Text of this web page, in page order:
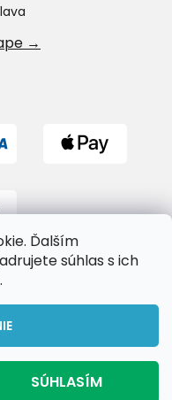
Ďalším
súhlas s ich
.
SÚHLASÍM
→
práva vyhradené.
cookies